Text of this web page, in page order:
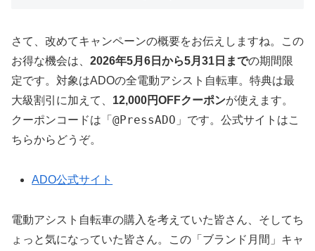
さて、改めてキャンペーンの概要をお伝えしますね。この
お得な機会は、 2026年5月6日から5月31日までの期間限
定です。対象はADOの全電動アシスト自転車。特典は最
大級割引に加えて、 12,000円OFFクーポンが使えます。
クーポンコードは「 @PressADO 」です。公式サイトはこ
ちらからどうぞ。
ADO公式サイト
電動アシスト自転車の購入を考えていた皆さん、そしてち
ょっと気になっていた皆さん。この「ブランド月間」キャ